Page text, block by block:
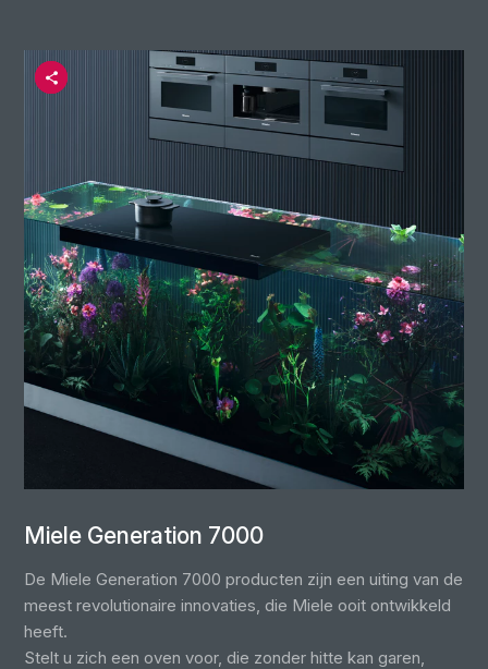
Miele Generation 7000
De Miele Generation 7000 producten zijn een uiting van de
meest revolutionaire innovaties, die Miele ooit ontwikkeld
heeft.
Stelt u zich een oven voor, die zonder hitte kan garen,